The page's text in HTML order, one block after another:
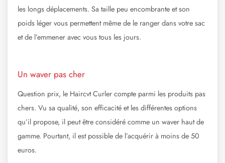
les longs déplacements. Sa taille peu encombrante et son
poids léger vous permettent même de le ranger dans votre sac
et de l’emmener avec vous tous les jours.
Un waver pas cher
Question prix, le Haircvt Curler compte parmi les produits pas
chers. Vu sa qualité, son efficacité et les différentes options
qu’il propose, il peut être considéré comme un waver haut de
gamme. Pourtant, il est possible de l’acquérir à moins de 50
euros.